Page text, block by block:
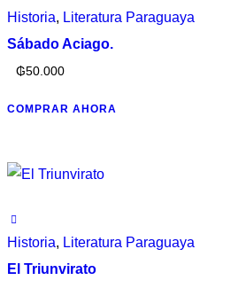
Historia, Literatura Paraguaya
Sábado Aciago.
₲50.000
COMPRAR AHORA
Historia, Literatura Paraguaya
El Triunvirato